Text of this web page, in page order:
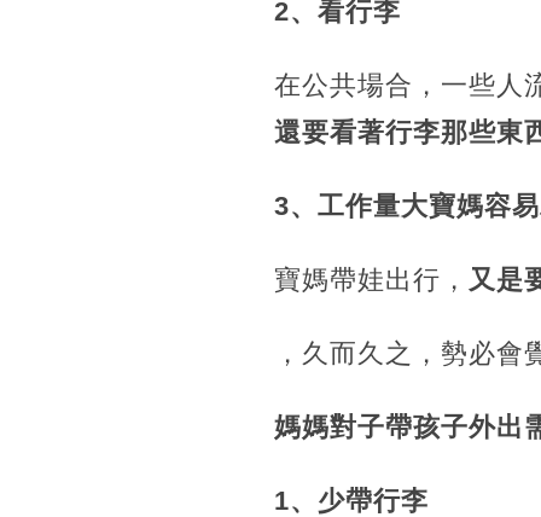
2、看行李
在公共場合，一些人
還要看著行李那些東
3、工作量大寶媽容
寶媽帶娃出行， 又是
，久而久之，勢必會
媽媽對子帶孩子外出
1、少帶行李